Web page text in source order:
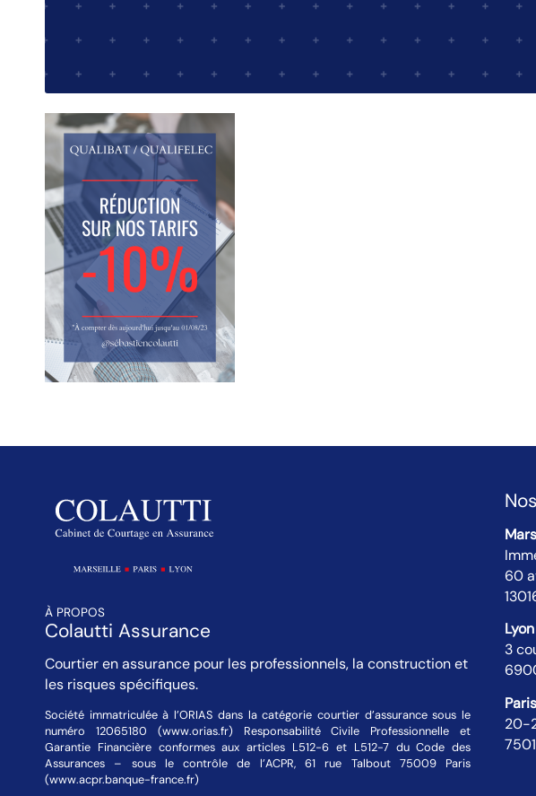
À PROPOS
Colautti Assurance
Courtier en assurance pour les professionnels, la construction et
les risques spécifiques.
Société immatriculée à l’ORIAS dans la catégorie courtier d’assurance sous le
numéro 12065180 (www.orias.fr) Responsabilité Civile Professionnelle et
Garantie Financière conformes aux articles L512-6 et L512-7 du Code des
Assurances – sous le contrôle de l’ACPR, 61 rue Talbout 75009 Paris
(www.acpr.banque-france.fr)
60
Lyon
3
Paris
20-